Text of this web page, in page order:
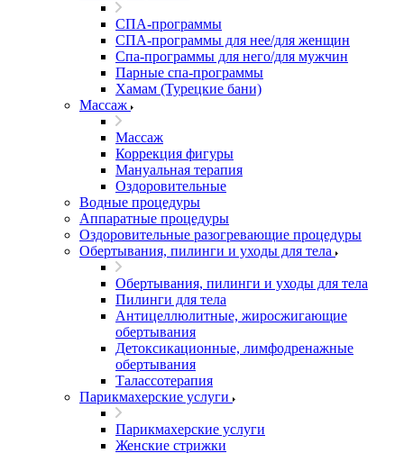
СПА-программы
СПА-программы для нее/для женщин
Спа-программы для него/для мужчин
Парные спа-программы
Хамам (Турецкие бани)
Массаж
Массаж
Коррекция фигуры
Мануальная терапия
Оздоровительные
Водные процедуры
Аппаратные процедуры
Оздоровительные разогревающие процедуры
Обертывания, пилинги и уходы для тела
Обертывания, пилинги и уходы для тела
Пилинги для тела
Антицеллюлитные, жиросжигающие
обертывания
Детоксикационные, лимфодренажные
обертывания
Талассотерапия
Парикмахерские услуги
Парикмахерские услуги
Женские стрижки